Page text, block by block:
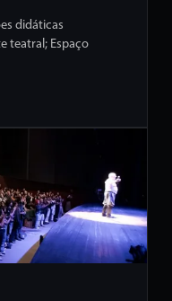
didáticas
teatral; Espaço